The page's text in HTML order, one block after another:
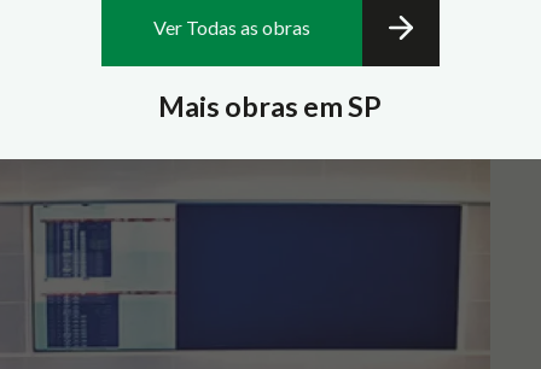
Mais obras em SP
Ver Todas as obras